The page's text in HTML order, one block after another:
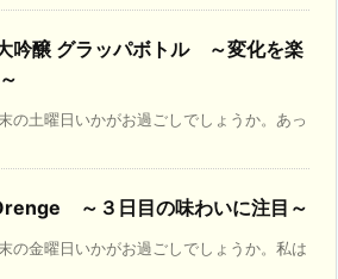
吟醸 グラッパボトル ～変化を楽
の土曜日いかがお過ごしでしょうか。あっ
～３日目の味わいに注目～
の金曜日いかがお過ごしでしょうか。私は